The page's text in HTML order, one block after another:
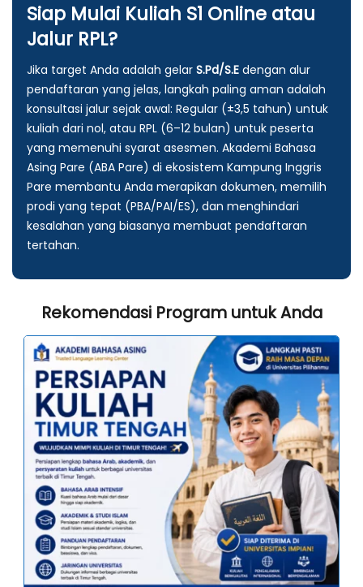
Siap Mulai Kuliah S1 Online atau
Jalur RPL?
Jika target Anda adalah gelar S.Pd/S.E dengan alur
pendaftaran yang jelas, langkah paling aman adalah
konsultasi jalur sejak awal: Regular (±3,5 tahun) untuk
kuliah dari nol, atau RPL (6–12 bulan) untuk peserta
yang memenuhi syarat asesmen. Akademi Bahasa
Asing Pare (ABA Pare) di ekosistem Kampung Inggris
Pare membantu Anda merapikan dokumen, memilih
prodi yang tepat (PBA/PAI/ES), dan menghindari
kesalahan yang biasanya membuat pendaftaran
tertahan.
Rekomendasi Program untuk Anda